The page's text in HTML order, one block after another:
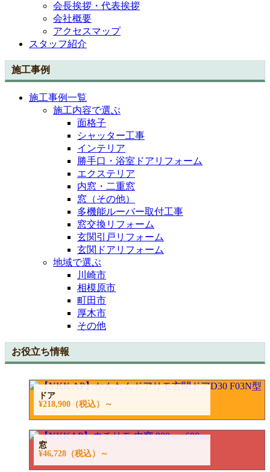
会長挨拶・代表挨拶
会社概要
アクセスマップ
スタッフ紹介
施工事例
施工事例一覧
施工内容で選ぶ
面格子
シャッター工事
インテリア
勝手口・浴室ドアリフォーム
エクステリア
内窓・二重窓
窓（その他）
多機能ルーバー取付工事
窓交換リフォーム
玄関引戸リフォーム
玄関ドアリフォーム
地域で選ぶ
川崎市
相模原市
町田市
厚木市
その他
お役立ち情報
ドア
¥218,900（税込）～
窓
¥46,728（税込）～